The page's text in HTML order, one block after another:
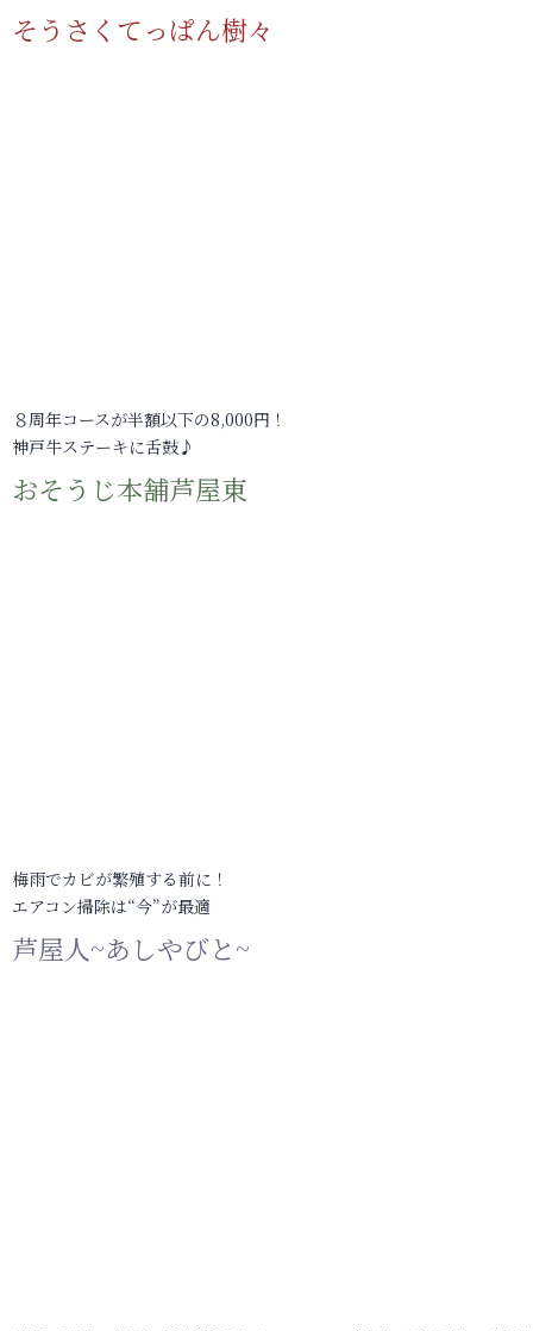
そうさくてっぱん樹々
８周年コースが半額以下の8,000円！
神戸牛ステーキに舌鼓♪
おそうじ本舗芦屋東
梅雨でカビが繁殖する前に！
エアコン掃除は“今”が最適
芦屋人~あしやびと~